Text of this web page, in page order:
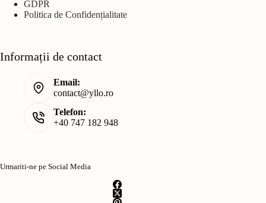
GDPR
Politica de Confidențialitate
Informații de contact
Email:
contact@yllo.ro
Telefon:
+40 747 182 948
Urmariti-ne pe Social Media